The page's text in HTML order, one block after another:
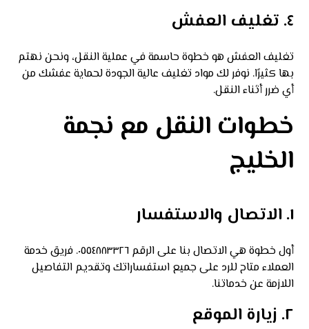
٤. تغليف العفش
تغليف العفش هو خطوة حاسمة في عملية النقل، ونحن نهتم
بها كثيرًا. نوفر لك مواد تغليف عالية الجودة لحماية عفشك من
أي ضرر أثناء النقل.
خطوات النقل مع نجمة
الخليج
١. الاتصال والاستفسار
أول خطوة هي الاتصال بنا على الرقم ٠٥٥٤٨٨٣٣٢٦. فريق خدمة
العملاء متاح للرد على جميع استفساراتك وتقديم التفاصيل
اللازمة عن خدماتنا.
٢. زيارة الموقع